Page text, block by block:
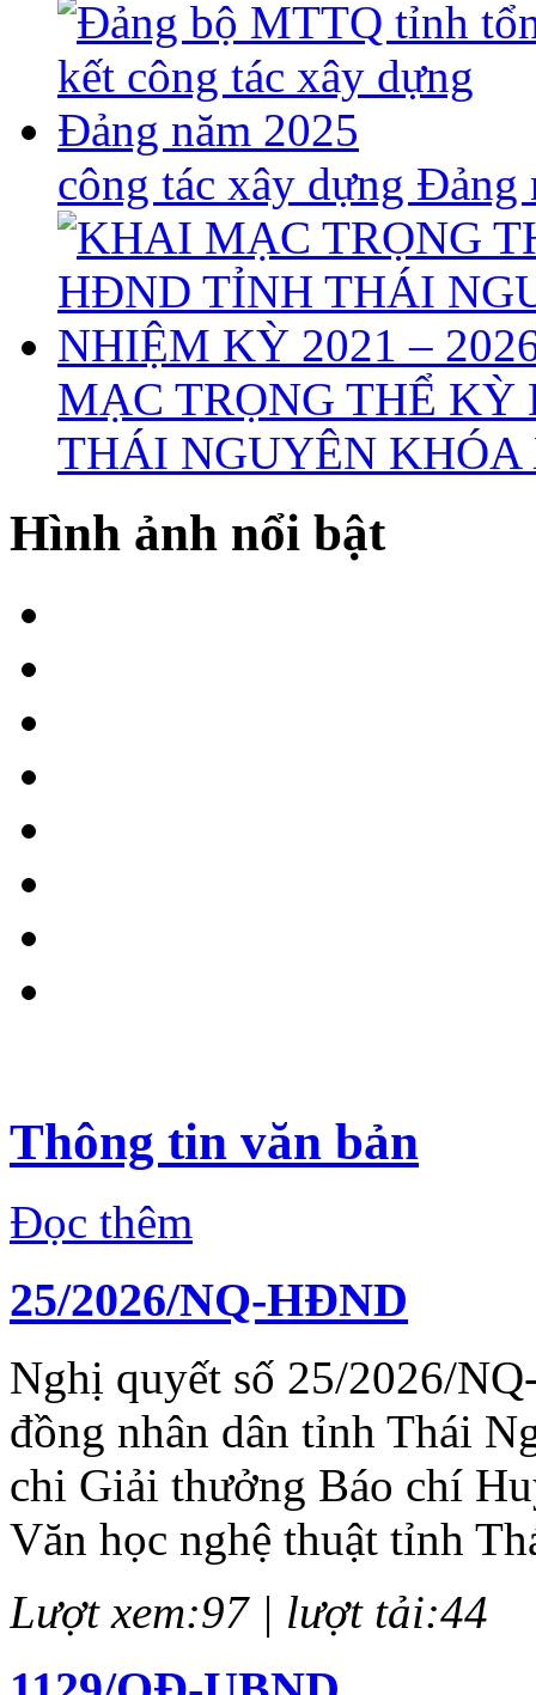
công tác xây dựng Đảng
MẠC TRỌNG THỂ
THÁI NGUYÊN KHÓA
Hình ảnh nổi bật
Thông tin văn bản
Đọc thêm
25/2026/NQ-HĐND
Nghị quyết số 25/2026/
đồng nhân dân tỉnh Thái
chi Giải thưởng Báo chí
Văn học nghệ thuật tỉnh
Lượt xem:97 | lượt tải:44